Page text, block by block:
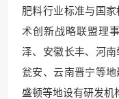
肥料行业标准与国
术创新战略联盟理
泽、安徽长丰、河
瓮安、云南晋宁等
盛顿等地设有研发机